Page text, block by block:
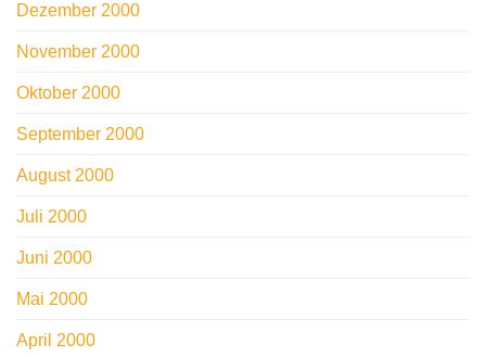
Dezember 2000
November 2000
Oktober 2000
September 2000
August 2000
Juli 2000
Juni 2000
Mai 2000
April 2000